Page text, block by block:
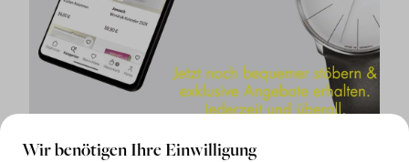
Wir benötigen Ihre Einwilligung